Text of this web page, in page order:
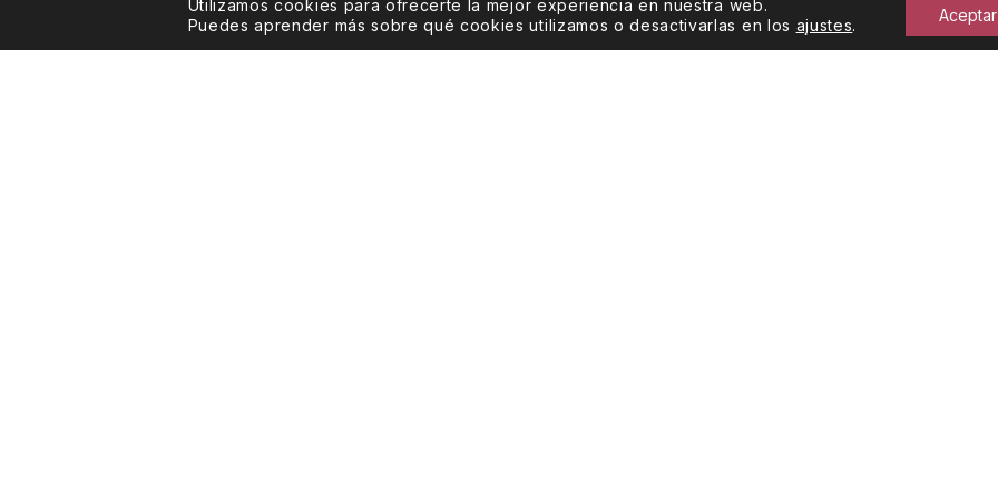
Utilizamos cookies para ofrecerte la mejor experiencia en nuestra web.
Puedes aprender más sobre qué cookies utilizamos o desactivarlas en los ajustes.
Aceptar